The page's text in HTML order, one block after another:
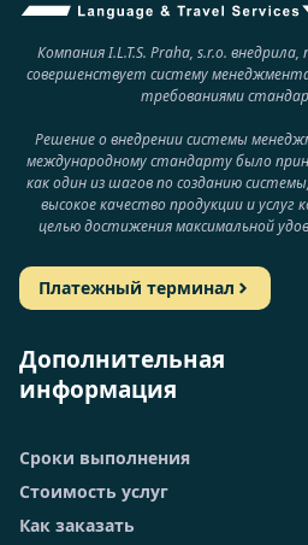
Компания I.L.T.S. Praha, s.r.o.
совершенствует систему
требованиями
Решение о внедрении системы
международному стандарту было
как один из шагов по созданию
высокое качество продукции и услуг
целью достижения максимальной
Платежный терминал
Дополнительная
информация
Сроки выполнения
Стоимость услуг
Как заказать